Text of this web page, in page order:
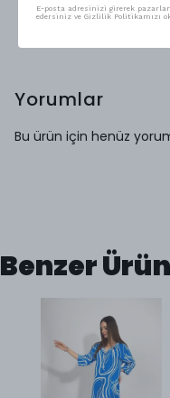
Yorumlar
Bu ürün için henüz
Benzer
E-posta adresinizi girerek
edersiniz ve Gizlilik Politikamızı